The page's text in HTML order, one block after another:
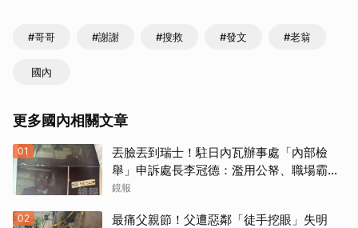
#哥哥 #謝謝 #搜救 #發文 #老翁
國內
更多國內相關文章
01
丟臉丟到瑞士！駐日內瓦辦事處「內部檢
舉」申訴處長李冠德：濫用公帑、職場霸
凌、超速仔拒繳罰單 外交部要查了
鏡報
02
最痛父親節！父遭惡鄰「徒手挖眼」失明